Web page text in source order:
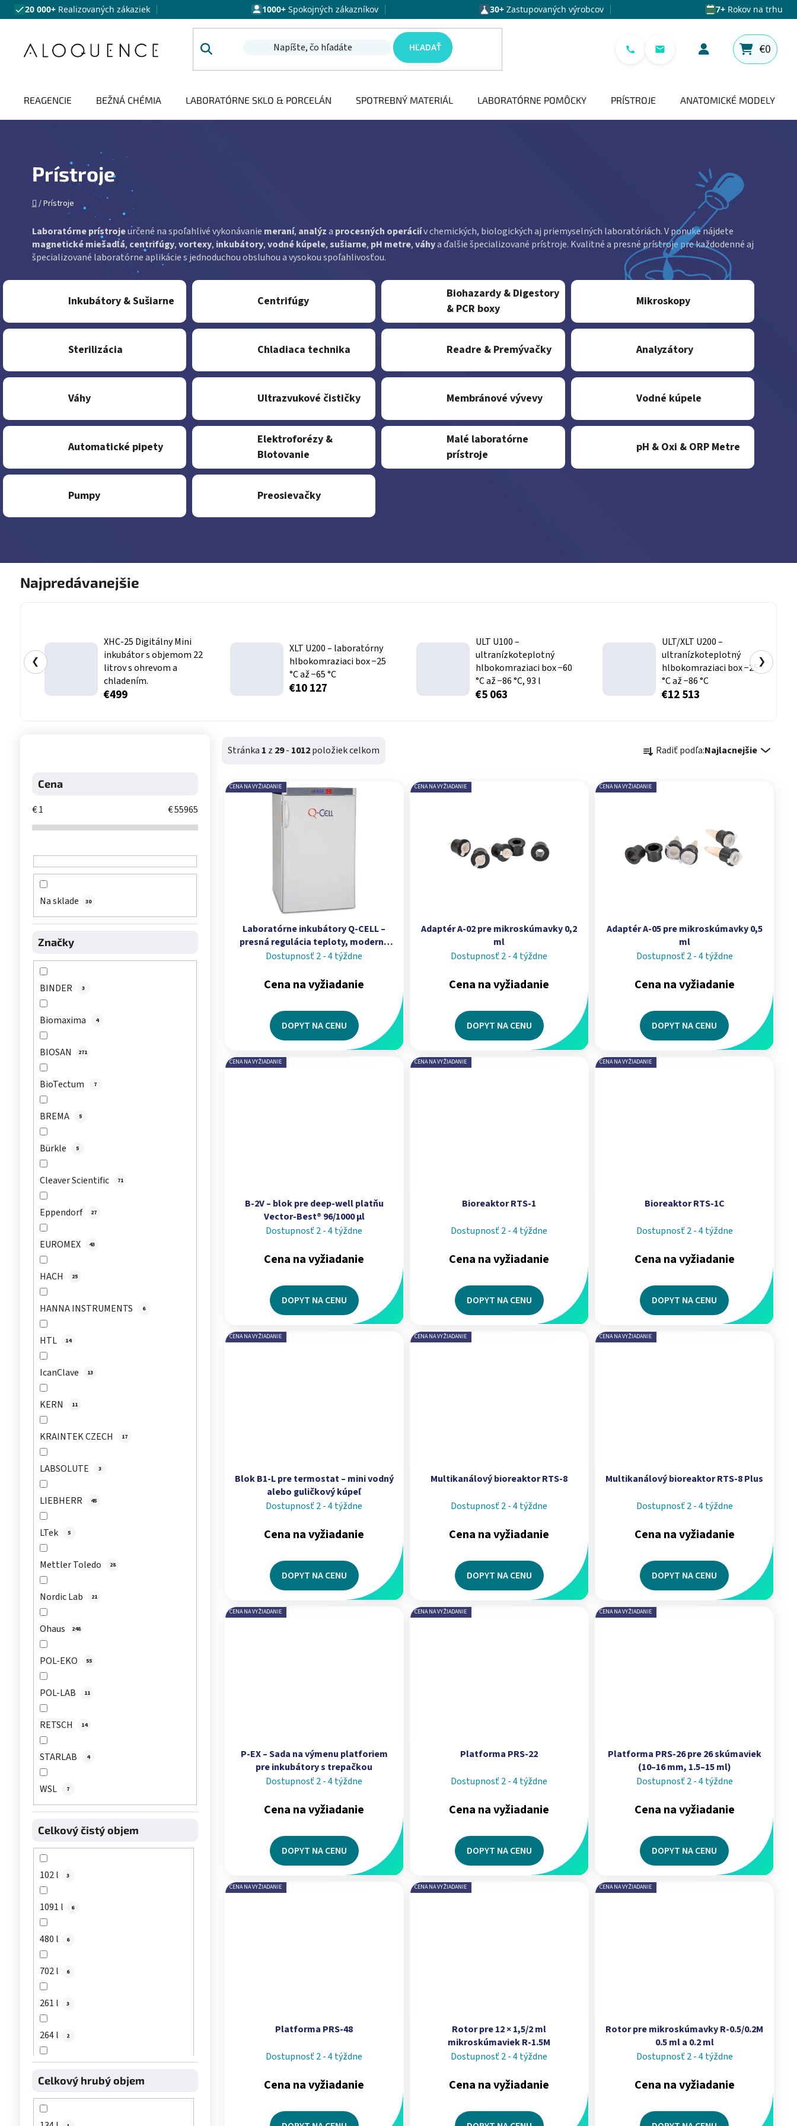
Prejsť na obsah
20 000+ Realizovaných zákaziek 1000+Spokojných zákazníkov 30+ Zastupovaných výrobcov 7+Rokov na trhu
HĽADAŤ
NÁKUPNÝ
€0
REAGENCIE BEŽNÁ CHÉMIA LABORATÓRNE SKLO & PORCELÁN SPOTREBNÝ MATERIÁL LABORATÓRNE POMÔCKY PRÍSTROJE ANATOMICKÉ MODELY
Prístroje
Domov
/Prístroje
Laboratórne prístrojeurčené na spoľahlivé vykonávanie meraní, analýza procesných operáciív chemických, biologických aj priemyselných laboratóriách. V ponuke nájdete
magnetické miešadlá, centrifúgy,vortexy, inkubátory,vodné kúpele,sušiarne, pH metre,váhya ďalšie špecializované prístroje. Kvalitné a presné prístroje pre každodenné aj
špecializované laboratórne aplikácie s jednoduchou obsluhou a vysokou spoľahlivosťou.
Inkubátory & Sušiarne Centrifúgy
Biohazardy & Digestory
& PCR boxy
Mikroskopy
Sterilizácia Chladiaca technika Readre & Premývačky Analyzátory
Váhy Ultrazvukové čističky Membránové vývevy Vodné kúpele
Automatické pipety
Elektroforézy &
Blotovanie
Malé laboratórne
prístroje
pH & Oxi & ORP Metre
Pumpy Preosievačky
Najpredávanejšie
XHC-25 Digitálny Mini
inkubátor s objemom 22
litrov s ohrevom a
chladením.
€499
XLT U200 – laboratórny
hlbokomraziaci box −25
°C až −65 °C
€10 127
ULT U100 –
ultranízkoteplotný
hlbokomraziaci box −60
°C až −86 °C, 93 l
€5 063
ULT/XLT U200 –
ultranízkoteplotný
hlbokomraziaci box −25
°C až −86 °C
€12 513
❮ ❯
Cena
€1 €55965
Na sklade 30
Značky
BINDER 3
Biomaxima 4
BIOSAN 271
BioTectum 7
BREMA 5
Bürkle 5
Cleaver Scientific 71
Eppendorf 27
EUROMEX 43
HACH 25
HANNA INSTRUMENTS 6
HTL 14
IcanClave 13
KERN 11
KRAINTEK CZECH 17
LABSOLUTE 3
LIEBHERR 45
LTek 5
Mettler Toledo 28
Nordic Lab 21
Ohaus 248
POL-EKO 55
POL-LAB 11
RETSCH 14
STARLAB 4
WSL 7
Celkový čistý objem
102 l 3
1091 l 6
480 l 6
702 l 6
261 l 3
264 l 2
441 l 3
Celkový hrubý objem
Stránka 1 z 29- 1012položiek celkom Radiť podľa:Najlacnejšie
Výpis produktov
CENA NA VYŽIADANIE
Laboratórne inkubátory Q-CELL –
presná regulácia teploty, moderný
mikroprocesor, kapacita 45–1400 L
Dostupnosť 2 - 4 týždne
Cena na vyžiadanie
DOPYT NA CENU
CENA NA VYŽIADANIE
Adaptér A-02 pre mikroskúmavky 0,2
ml
Dostupnosť 2 - 4 týždne
Cena na vyžiadanie
DOPYT NA CENU
CENA NA VYŽIADANIE
Adaptér A-05 pre mikroskúmavky 0,5
ml
Dostupnosť 2 - 4 týždne
Cena na vyžiadanie
DOPYT NA CENU
CENA NA VYŽIADANIE
B-2V – blok pre deep-well platňu
Vector-Best® 96/1000 μl
Dostupnosť 2 - 4 týždne
Cena na vyžiadanie
DOPYT NA CENU
CENA NA VYŽIADANIE
Bioreaktor RTS-1
Dostupnosť 2 - 4 týždne
Cena na vyžiadanie
DOPYT NA CENU
CENA NA VYŽIADANIE
Bioreaktor RTS-1C
Dostupnosť 2 - 4 týždne
Cena na vyžiadanie
DOPYT NA CENU
CENA NA VYŽIADANIE
Blok B1-L pre termostat – mini vodný
alebo guličkový kúpeľ
Dostupnosť 2 - 4 týždne
Cena na vyžiadanie
DOPYT NA CENU
CENA NA VYŽIADANIE
Multikanálový bioreaktor RTS-8
Dostupnosť 2 - 4 týždne
Cena na vyžiadanie
DOPYT NA CENU
CENA NA VYŽIADANIE
Multikanálový bioreaktor RTS-8 Plus
Dostupnosť 2 - 4 týždne
Cena na vyžiadanie
DOPYT NA CENU
CENA NA VYŽIADANIE
P-EX – Sada na výmenu platforiem
pre inkubátory s trepačkou
Dostupnosť 2 - 4 týždne
Cena na vyžiadanie
DOPYT NA CENU
CENA NA VYŽIADANIE
Platforma PRS-22
Dostupnosť 2 - 4 týždne
Cena na vyžiadanie
DOPYT NA CENU
CENA NA VYŽIADANIE
Platforma PRS-26 pre 26 skúmaviek
(10–16 mm, 1.5–15 ml)
Dostupnosť 2 - 4 týždne
Cena na vyžiadanie
DOPYT NA CENU
CENA NA VYŽIADANIE
Platforma PRS-48
Dostupnosť 2 - 4 týždne
Cena na vyžiadanie
CENA NA VYŽIADANIE
Rotor pre 12 × 1,5/2 ml
mikroskúmaviek R-1.5M
Dostupnosť 2 - 4 týždne
Cena na vyžiadanie
CENA NA VYŽIADANIE
Rotor pre mikroskúmavky R-0.5/0.2M
0.5 ml a 0.2 ml
Dostupnosť 2 - 4 týždne
Cena na vyžiadanie